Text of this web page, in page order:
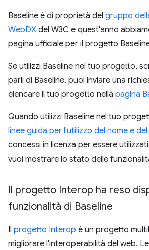
Baseline è di proprietà del gruppo
WebDX del W3C e quest'anno
pagina ufficiale per il progetto
Se utilizzi Baseline nel tuo progetto,
parli di Baseline, puoi inviare una
elencare il tuo progetto nella pagina
Quando utilizzi Baseline nel tuo
linee guida per l'utilizzo del nome e
concessi in licenza per essere
vuoi mostrare lo stato delle
Il progetto Interop ha reso
funzionalità di Baseline
Il progetto Interop è un progetto
migliorare l'interoperabilità del web.